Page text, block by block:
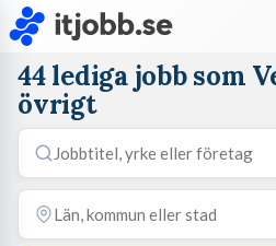
44 lediga jobb som
övrigt